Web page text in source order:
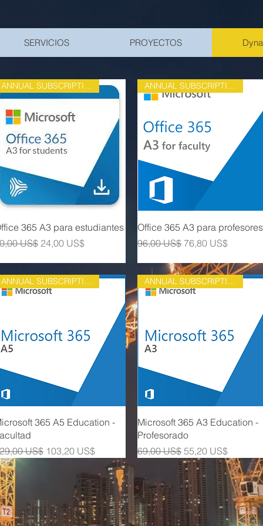
SERVICIOS PROYECTOS
Vista rápida
ANNUAL SUBSCRIPTION
365 A3 para estudiantes
US$ Precio de oferta
24,00 US$
Vista rápida
ANNUAL SUBSCRIPTION
Office 365 A3 para profesores
Precio
96,00 US$ Precio de oferta
76,80 US$
Vista rápida
ANNUAL SUBSCRIPTION
365 A5 Education -
US$ Precio de oferta
103,20 US$
Vista rápida
ANNUAL SUBSCRIPTION
Microsoft 365 A3 Education -
Profesorado
Precio
69,00 US$ Precio de oferta
55,20 US$